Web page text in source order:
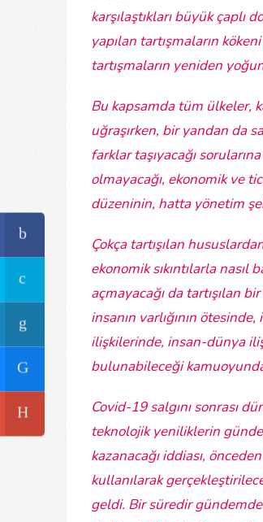
karşılaştıkları büyük çaplı
yapılan tartışmaların
tartışmaların yeniden
Bu kapsamda tüm ülkeler,
uğraşırken, bir yandan da
farklar taşıyacağı
olmayacağı, ekonomik ve
düzeninin, hatta yönetim
Çokça tartışılan
ekonomik sıkıntılarla
açmayacağı da tartışılan
insanın varlığının
ilişkilerinde, insan-dünya
bulunabileceği
Covid-19 salgını sonrası
teknolojik yeniliklerin
kazanacağı iddiası,
kullanılarak
geldi. Bir süredir